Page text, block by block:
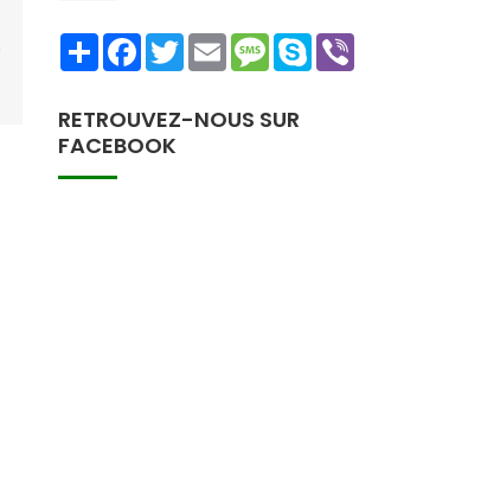
ShareFacebookTwitterEmailMessage
Skype
RETROUVEZ-NOUS SUR
FACEBOOK